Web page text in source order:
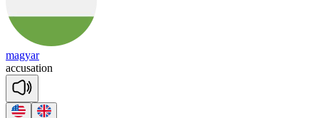
magyar
accusation